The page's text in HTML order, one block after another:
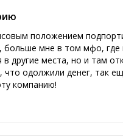
положением
больше мне в том мфо, где
в другие места, но и там
одолжили денег, так
компанию!